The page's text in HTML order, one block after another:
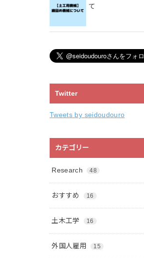
て
Twitter
Tweets by seidoudouro
カテゴリー
Research 48
おすすめ 16
土木工学 16
外国人雇用 15